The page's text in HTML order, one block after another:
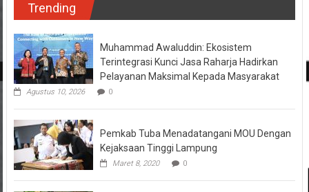
Trending
Muhammad Awaluddin: Ekosistem
Terintegrasi Kunci Jasa Raharja Hadirkan
Pelayanan Maksimal Kepada Masyarakat
Agustus 10, 2026 0
Pemkab Tuba Menadatangani MOU Dengan
Kejaksaan Tinggi Lampung
Maret 8, 2020 0